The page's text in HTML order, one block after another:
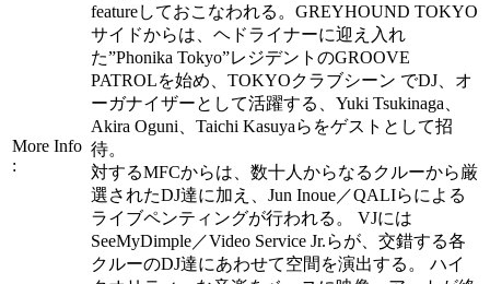
More Info
:
featureしておこなわれる。GREYHOUND TOKYO
サイドからは、ヘドライナーに迎え入れ
た”Phonika Tokyo”レジデントのGROOVE
PATROLを始め、TOKYOクラブシーン でDJ、オ
ーガナイザーとして活躍する、Yuki Tsukinaga、
Akira Oguni、Taichi Kasuyaらをゲストとして招
待。
対するMFCからは、数十人からなるクルーから厳
選されたDJ達に加え、Jun Inoue／QALIらによる
ライブペンティングが行われる。 VJには
SeeMyDimple／Video Service Jr.らが、交錯する各
クルーのDJ達にあわせて空間を演出する。 ハイ